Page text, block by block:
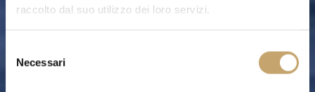
raccolto dal suo utilizzo dei loro servizi.
Necessari